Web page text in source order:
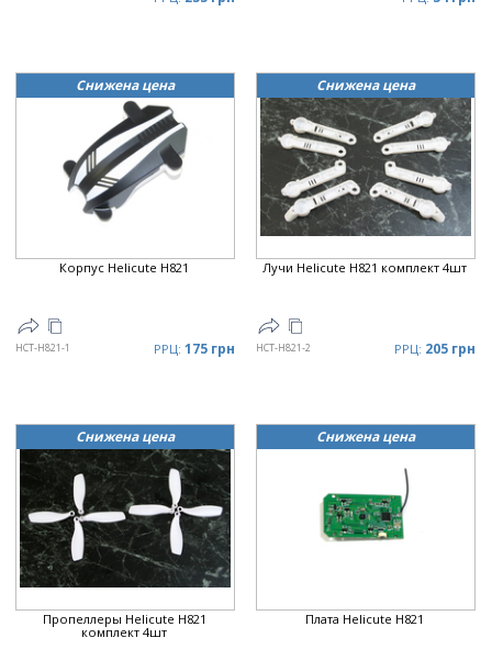
Снижена цена
Корпус Helicute H821
HCT-H821-1 РРЦ: 175 грн
Снижена цена
Лучи Helicute H821 комплект 4шт
HCT-H821-2 РРЦ: 205 грн
Снижена цена
Пропеллеры Helicute H821
комплект 4шт
Снижена цена
Плата Helicute H821